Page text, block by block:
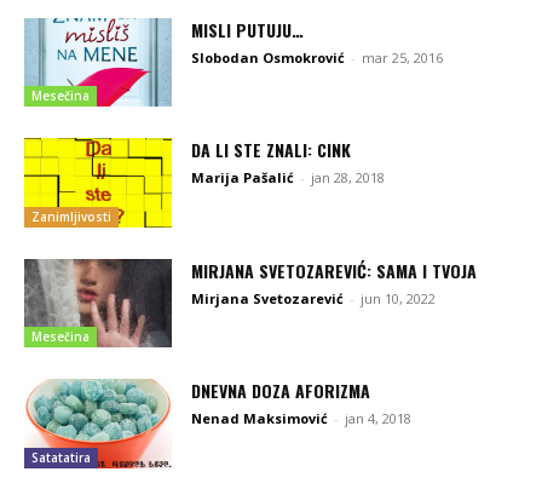
Mesečina
MISLI PUTUJU…
Slobodan Osmokrović - mar 25, 2016
Zanimljivosti
DA LI STE ZNALI: CINK
Marija Pašalić - jan 28, 2018
Mesečina
MIRJANA SVETOZAREVIĆ: SAMA I TVOJA
Mirjana Svetozarević - jun 10, 2022
Satatatira
DNEVNA DOZA AFORIZMA
Nenad Maksimović - jan 4, 2018